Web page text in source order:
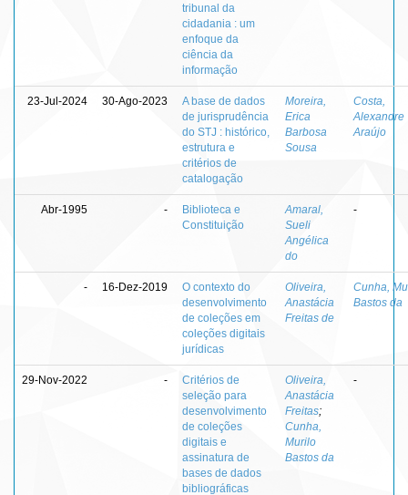
tribunal da
cidadania : um
enfoque da
ciência da
informação
23-Jul-2024 30-Ago-2023
A base de dados
de jurisprudência
do STJ : histórico,
estrutura e
critérios de
catalogação
Moreira,
Erica
Barbosa
Sousa
Costa,
Alexandre
Araújo
Abr-1995 -
Biblioteca e
Constituição
Amaral,
Sueli
Angélica
do
-
- 16-Dez-2019
O contexto do
desenvolvimento
de coleções em
coleções digitais
jurídicas
Oliveira,
Anastácia
Freitas de
Cunha,
Bastos da
29-Nov-2022 -
Critérios de
seleção para
desenvolvimento
de coleções
digitais e
assinatura de
bases de dados
bibliográficas
Oliveira,
Anastácia
Freitas;
Cunha,
Murilo
Bastos da
-